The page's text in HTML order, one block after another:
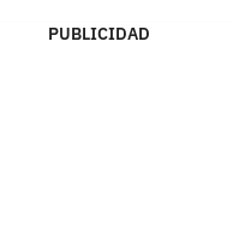
PUBLICIDAD